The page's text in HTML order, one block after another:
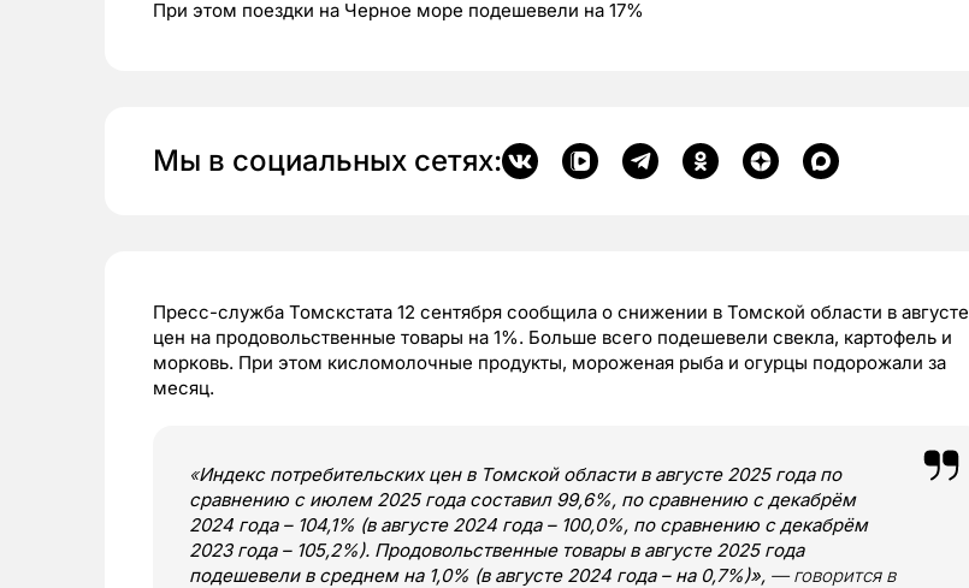
При этом поездки на Черное море подешевели на 17%
Мы в социальных сетях:
Пресс-служба Томскстата 12 сентября сообщила о снижении в Томской области в августе
цен на продовольственные товары на 1%. Больше всего подешевели свекла, картофель и
морковь. При этом кисломолочные продукты, мороженая рыба и огурцы подорожали за
месяц.
«Индекс потребительских цен в Томской области в августе 2025 года по
сравнению с июлем 2025 года составил 99,6%, по сравнению с декабрём
2024 года – 104,1% (в августе 2024 года – 100,0%, по сравнению с декабрём
2023 года – 105,2%). Продовольственные товары в августе 2025 года
подешевели в среднем на 1,0% (в августе 2024 года – на 0,7%)», — говорится в